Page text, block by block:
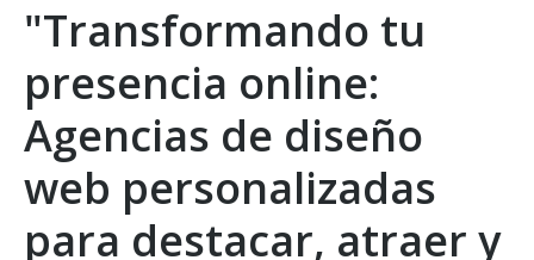
"Transformando tu
presencia online:
Agencias de diseño
web personalizadas
para destacar, atraer y